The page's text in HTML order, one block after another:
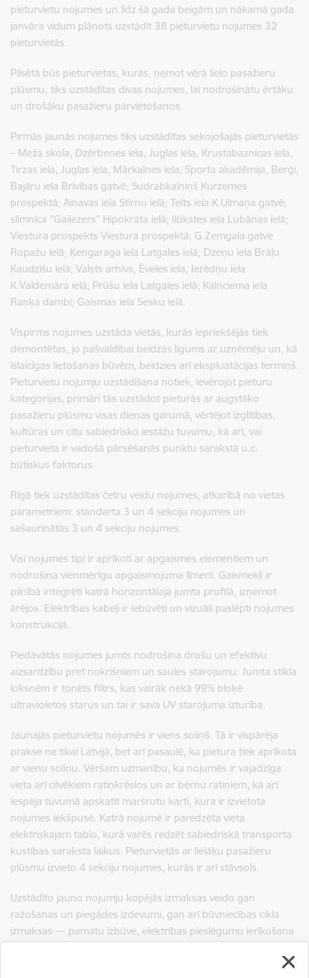
pieturvietu nojumes un līdz šā gada beigām un nākamā gada
janvāra vidum plānots uzstādīt 38 pieturvietu nojumes 32
pieturvietās.
Pilsētā būs pieturvietas, kurās, ņemot vērā lielo pasažieru
plūsmu, tiks uzstādītas divas nojumes, lai nodrošinātu ērtāku
un drošāku pasažieru pārvietošanos.
Pirmās jaunās nojumes tiks uzstādītas sekojošajās pieturvietās
– Meža skola, Dzērbenes iela, Juglas iela, Krustabaznīcas iela,
Tirzas iela, Juglas iela, Mārkalnes iela, Sporta akadēmija, Berģi,
Bajāru iela Brīvības gatvē; Sudrabkalniņš Kurzemes
prospektā; Ainavas iela Stirnu ielā; Telts iela K.Ulmaņa gatvē;
slimnīca “Gaiļezers” Hipokrāta ielā; Ilūkstes iela Lubānas ielā;
Viestura prospekts Viestura prospektā; G.Zemgala gatve
Ropažu ielā; Ķengaraga iela Latgales ielā; Dzeņu iela Brāļu
Kaudzīšu ielā; Valsts arhīvs, Ēveles iela, Ierēdņu iela
K.Valdemāra ielā; Prūšu iela Latgales ielā; Kalnciema iela
Raņķa dambī; Gaismas iela Sesku ielā.
Vispirms nojumes uzstāda vietās, kurās iepriekšējās tiek
demontētas, jo pašvaldībai beidzās līgums ar uzņēmēju un, kā
īslaicīgas lietošanas būvēm, beidzies arī ekspluatācijas termiņš.
Pieturvietu nojumju uzstādīšana notiek, ievērojot pieturu
kategorijas, primāri tās uzstādot pieturās ar augstāko
pasažieru plūsmu visas dienas garumā, vērtējot izglītības,
kultūras un citu sabiedrisko iestāžu tuvumu, kā arī, vai
pieturvieta ir vadošā pārsēšanās punktu sarakstā u.c.
būtiskus faktorus.
Rīgā tiek uzstādītas četru veidu nojumes, atkarībā no vietas
parametriem: standarta 3 un 4 sekciju nojumes un
sašaurinātās 3 un 4 sekciju nojumes.
Visi nojumes tipi ir aprīkoti ar apgaismes elementiem un
nodrošina vienmērīgu apgaismojuma līmeni. Gaismekļi ir
pilnībā integrēti katrā horizontālajā jumta profilā, izņemot
ārējos. Elektrības kabeļi ir iebūvēti un vizuāli paslēpti nojumes
konstrukcijā.
Piedāvātās nojumes jumts nodrošina drošu un efektīvu
aizsardzību pret nokrišņiem un saules starojumu. Jumta stikla
loksnēm ir tonēts filtrs, kas vairāk nekā 99% bloķē
ultravioletos starus un tai ir sava UV starojuma izturība.
Jaunajās pieturvietu nojumēs ir viens soliņš. Tā ir vispārēja
prakse ne tikai Latvijā, bet arī pasaulē, ka pietura tiek aprīkota
ar vienu soliņu. Vēršam uzmanību, ka nojumēs ir vajadzīga
vieta arī cilvēkiem ratiņkrēslos un ar bērnu ratiņiem, kā arī
iespēja tuvumā apskatīt maršrutu karti, kura ir izvietota
nojumes iekšpusē. Katrā nojumē ir paredzēta vieta
elektriskajam tablo, kurā varēs redzēt sabiedriskā transporta
kustības saraksta laikus. Pieturvietās ar lielāku pasažieru
plūsmu izvieto 4 sekciju nojumes, kurās ir arī stāvsols.
Uzstādīto jauno nojumju kopējās izmaksas veido gan
ražošanas un piegādes izdevumi, gan arī būvniecības cikla
izmaksas — pamatu izbūve, elektrības pieslēgumu ierīkošana